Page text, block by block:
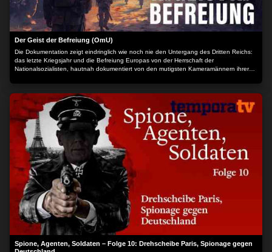
Der Geist der Befreiung (OmU)
Die Dokumentation zeigt eindringlich wie noch nie den Untergang des Dritten Reichs:
das letzte Kriegsjahr und die Befreiung Europas von der Herrschaft der
Nationalsozialisten, hautnah dokumentiert von den mutigsten Kameramännern ihrer
Hitler-Deutschlands, über neunzig Minuten brillantes HD-Farbmaterial mit
eindrucksvollen Originalkommentaren aus der Zeit. Der Inhalt wird bereitgestellt von:
PLAION PICTURES GmbH, Lochhamer Str. 9, 82152 Planegg/München
Spione, Agenten, Soldaten – Folge 10: Drehscheibe Paris, Spionage gegen